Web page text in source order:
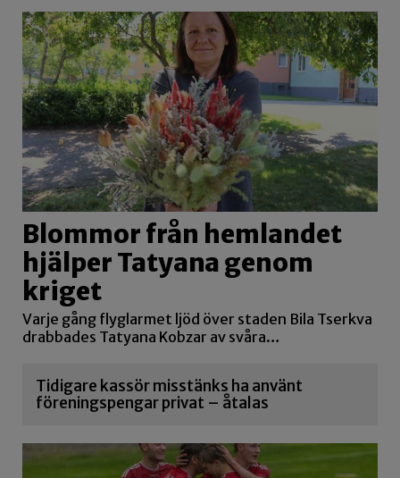
Blommor från hemlandet
hjälper Tatyana genom
kriget
Varje gång flyglarmet ljöd över staden Bila Tserkva
drabbades Tatyana Kobzar av svåra…
Tidigare kassör misstänks ha använt
föreningspengar privat – åtalas